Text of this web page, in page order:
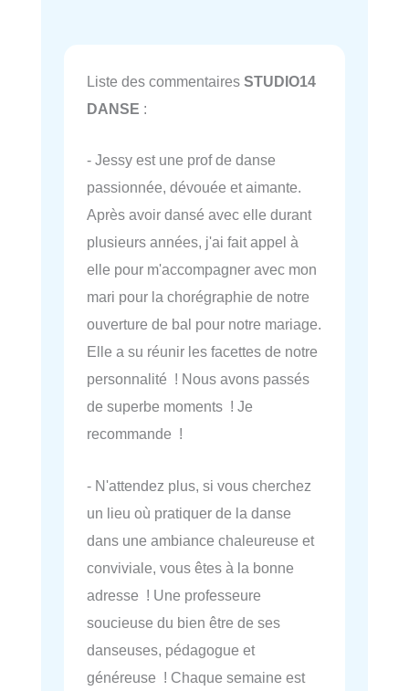
Liste des commentaires STUDIO14
DANSE :
- Jessy est une prof de danse
passionnée, dévouée et aimante.
Après avoir dansé avec elle durant
plusieurs années, j'ai fait appel à
elle pour m'accompagner avec mon
mari pour la chorégraphie de notre
ouverture de bal pour notre mariage.
Elle a su réunir les facettes de notre
personnalité ! Nous avons passés
de superbe moments ! Je
recommande !
- N'attendez plus, si vous cherchez
un lieu où pratiquer de la danse
dans une ambiance chaleureuse et
conviviale, vous êtes à la bonne
adresse ! Une professeure
soucieuse du bien être de ses
danseuses, pédagogue et
généreuse ! Chaque semaine est